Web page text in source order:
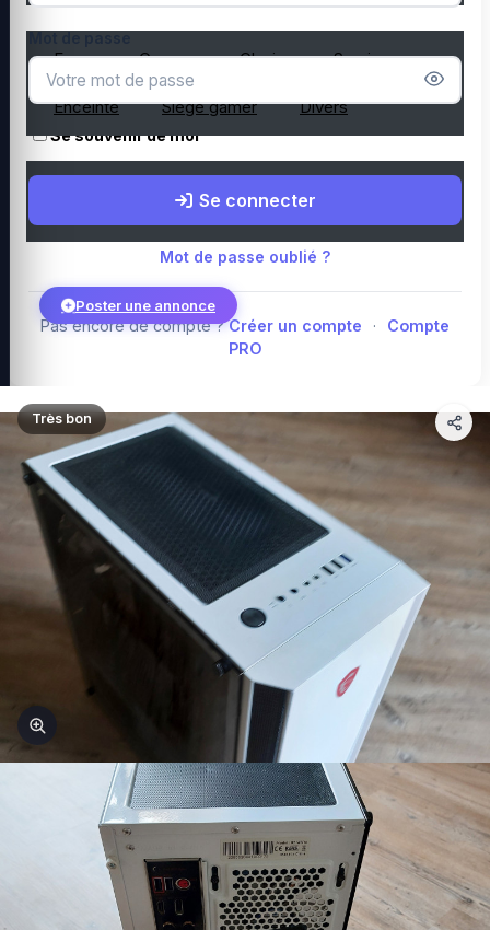
Ecran Casque Clavier
Souris
Microphone
Webcam
Enceinte
Siège gamer Divers
Top PC gamer : Intel / AMD
Composants PC gamer
Poster une annonce
Connexion
Se souvenir de moi
Se connecter
Mot de passe oublié ?
Pas encore de compte ? Créer un compte ·
Compte
PRO
Très bon